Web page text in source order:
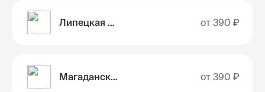
Липецкая область от 390 ₽
Магаданская область от 390 ₽